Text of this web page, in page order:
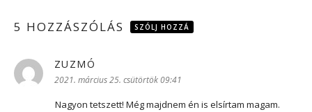
5 HOZZÁSZÓLÁS SZÓLJ HOZZÁ
ZUZMÓ
2021. március 25. csütörtök 09:41
Nagyon tetszett! Még majdnem én is elsírtam magam.